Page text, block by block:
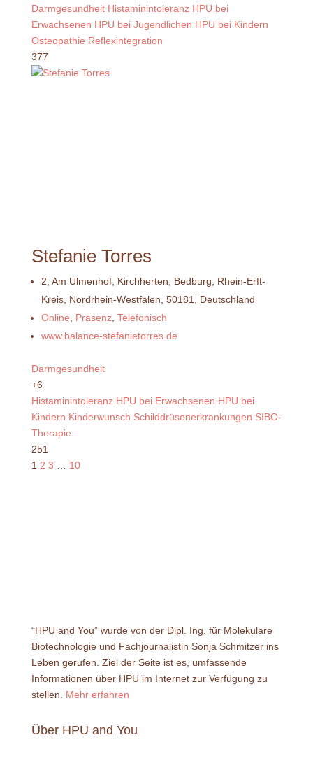
Darmgesundheit Histaminintoleranz HPU bei
Erwachsenen HPU bei Jugendlichen HPU bei Kindern
Osteopathie Reflexintegration
377
Stefanie Torres
2, Am Ulmenhof, Kirchherten, Bedburg, Rhein-Erft-
Kreis, Nordrhein-Westfalen, 50181, Deutschland
Online
Präsenz Telefonisch
www.balance-stefanietorres.de
Darmgesundheit
+6
Histaminintoleranz HPU bei Erwachsenen HPU bei
Kindern Kinderwunsch Schilddrüsenerkrankungen SIBO-
Therapie
251
1 2 3 10
“HPU and You” wurde von der Dipl. Ing. für Molekulare
Biotechnologie und Fachjournalistin Sonja Schmitzer ins
Leben gerufen. Ziel der Seite ist es, umfassende
Informationen über HPU im Internet zur Verfügung zu
stellen. Mehr erfahren
Über HPU and You